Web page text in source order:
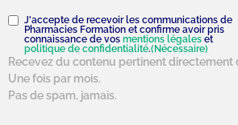
RGPD(Nécessaire)
J'accepte de recevoir les communications de
Pharmacies Formation et confirme avoir pris
connaissance de vos mentions légales et
politique de confidentialité.(Nécessaire)
Recevez du contenu pertinent directement
Une fois par mois.
Pas de spam, jamais.